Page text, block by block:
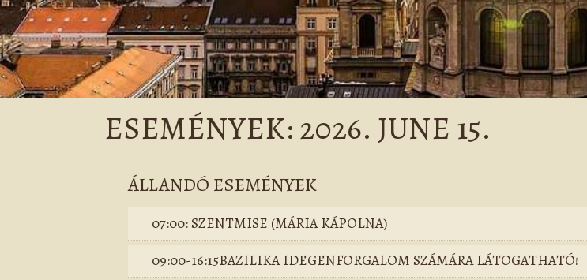
ESEMÉNYEK: 2026. JUNE 15.
ÁLLANDÓ ESEMÉNYEK
07:00: SZENTMISE (MÁRIA KÁPOLNA)
09:00-16:15BAZILIKA IDEGENFORGALOM SZÁMÁRA LÁTOGATHATÓ!